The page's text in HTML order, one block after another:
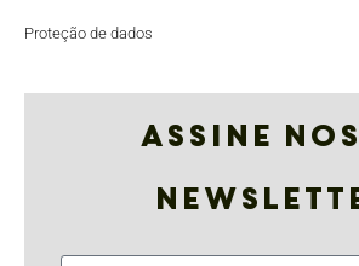
Proteção de dados
Assine